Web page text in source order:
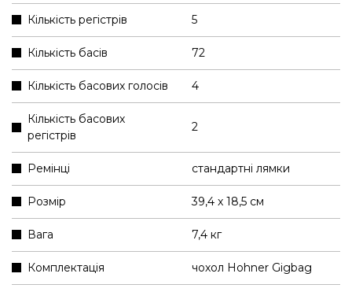
Кількість регістрів 5
Кількість басів 72
Кількість басових голосів 4
Кількість басових
регістрів
2
Ремінці стандартні лямки
Розмір 39,4 x 18,5 см
Вага 7,4 кг
Комплектація чохол Hohner Gigbag